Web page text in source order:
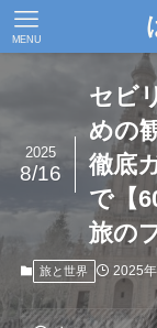
MENU
セビ
めの
徹底
で【
旅の
2025
8/16
旅と世界 2025